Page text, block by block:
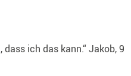
ich das kann.“ Jakob, 9